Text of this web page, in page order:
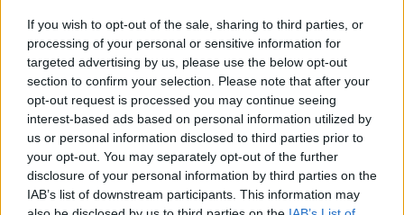
If you wish to opt-out of the sale, sharing to third parties, or
processing of your personal or sensitive information for
targeted advertising by us, please use the below opt-out
section to confirm your selection. Please note that after your
opt-out request is processed you may continue seeing
interest-based ads based on personal information utilized by
us or personal information disclosed to third parties prior to
your opt-out. You may separately opt-out of the further
disclosure of your personal information by third parties on the
IAB’s list of downstream participants. This information may
Αν τα χάσατε